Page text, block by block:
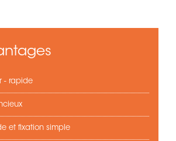
- rapide
et fixation simple